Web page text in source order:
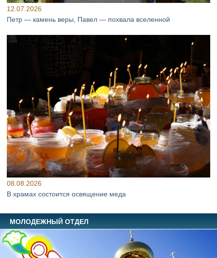
12.07.2026
Петр — камень веры, Павел — похвала вселенной
08.08.2026
В храмах состоится освящение меда
МОЛОДЕЖНЫЙ ОТДЕЛ